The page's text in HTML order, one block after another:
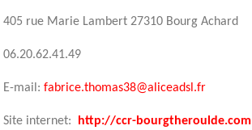
405 rue Marie Lambert 27310 Bourg Achard
06.20.62.41.49
E-mail: fabrice.thomas38@aliceadsl.fr
Site internet: http://ccr-bourgtheroulde.com